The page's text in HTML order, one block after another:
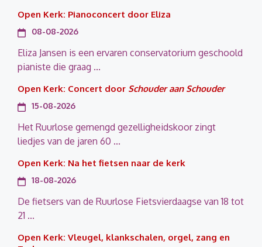
Open Kerk: Pianoconcert door Eliza
08-08-2026
Eliza Jansen is een ervaren conservatorium geschoold
pianiste die graag ...
Open Kerk: Concert door Schouder aan Schouder
15-08-2026
Het Ruurlose gemengd gezelligheidskoor zingt
liedjes van de jaren 60 ...
Open Kerk: Na het fietsen naar de kerk
18-08-2026
De fietsers van de Ruurlose Fietsvierdaagse van 18 tot
21 ...
Open Kerk: Vleugel, klankschalen, orgel, zang en